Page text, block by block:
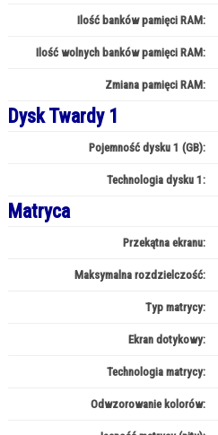
Ilość banków pamięci RAM:
Ilość wolnych banków pamięci RAM:
Zmiana pamięci RAM:
Dysk Twardy 1
Pojemność dysku 1 (GB):
Technologia dysku 1:
Matryca
Przekątna ekranu:
Maksymalna rozdzielczość:
Typ matrycy:
Ekran dotykowy:
Technologia matrycy:
Odwzorowanie kolorów: